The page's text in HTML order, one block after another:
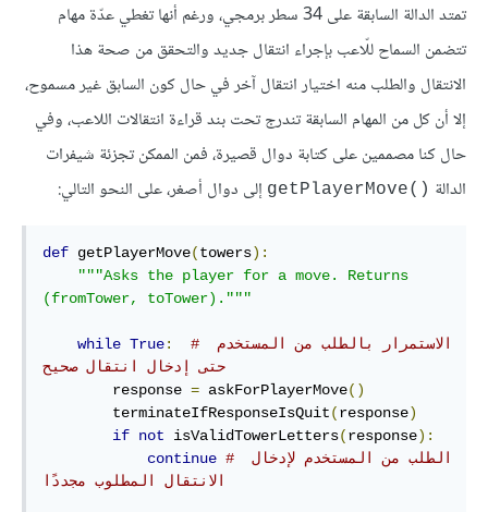
تمتد الدالة السابقة على 34 سطر برمجي، ورغم أنها تغطي عدّة مهام
تتضمن السماح للّاعب بإجراء انتقال جديد والتحقق من صحة هذا
الانتقال والطلب منه اختيار انتقال آخر في حال كون السابق غير مسموح،
إلا أن كل من المهام السابقة تندرج تحت بند قراءة انتقالات اللاعب، وفي
حال كنا مصممين على كتابة دوال قصيرة، فمن الممكن تجزئة شيفرات
الدالة ()getPlayerMove إلى دوال أصغر، على النحو التالي:
def getPlayerMove(towers):
"""Asks the player for a move. Returns
(fromTower, toTower)."""
while True:
# الاستمرار بالطلب من المستخدم
حتى إدخال انتقال صحيح
        response
= askForPlayerMove()
        terminateIfResponseIsQuit
(response)
if not isValidTowerLetters(response):
continue # الطلب من المستخدم لإدخال
الانتقال المطلوب مجددًا